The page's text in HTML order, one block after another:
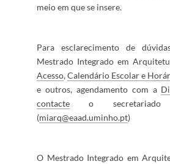
meio em que se insere.​​
Para esclarecimento de
Mestrado Integrado em
Acesso,Calendário Escolar e
e outros, agendamento com a
contacte​ o secretariado
(miarq@eaad.uminho.pt)
O Mestrado Integrado em